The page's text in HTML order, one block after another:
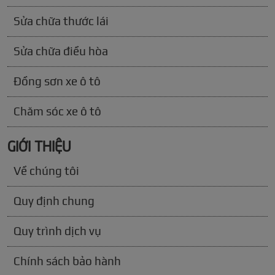
Sửa chữa thước lái
Sửa chữa điều hòa
Đồng sơn xe ô tô
Chăm sóc xe ô tô
GIỚI THIỆU
Về chúng tôi
Quy định chung
Quy trình dịch vụ
Chính sách bảo hành